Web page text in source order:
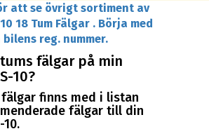
att se övrigt sortiment av
18 Tum Fälgar . Börja med
reg. nummer.
tums fälgar på min
10?
fälgar finns med i listan
fälgar till din